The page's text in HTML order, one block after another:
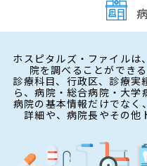
ホスピタルズ・ファイルは
院を調べることができ
診療科目、行政区、診療実
ら、病院・総合病院・大学
病院の基本情報だけでなく
詳細や、病院長やその他